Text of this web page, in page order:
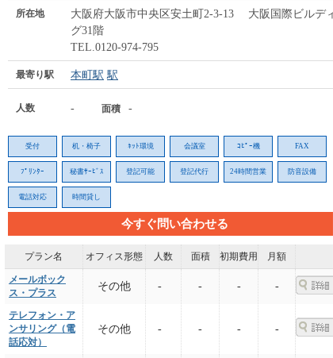
所在地
大阪府大阪市中央区安土町2-3-13 大阪国際ビルディ
グ31階
TEL.0120-974-795
最寄り駅 本町駅 駅
人数 - 面積 -
受付 机・椅子 ﾈｯﾄ環境 会議室 ｺﾋﾟｰ機 FAX
ﾌﾟﾘﾝﾀｰ 秘書ｻｰﾋﾞｽ 登記可能 登記代行 24時間営業 防音設備
電話対応 時間貸し
今すぐ問い合わせる
プラン名 オフィス形態 人数 面積 初期費用 月額
メールボック
ス・プラス
その他 - - - -
テレフォン・ア
ンサリング（電
話応対）
その他 - - - -